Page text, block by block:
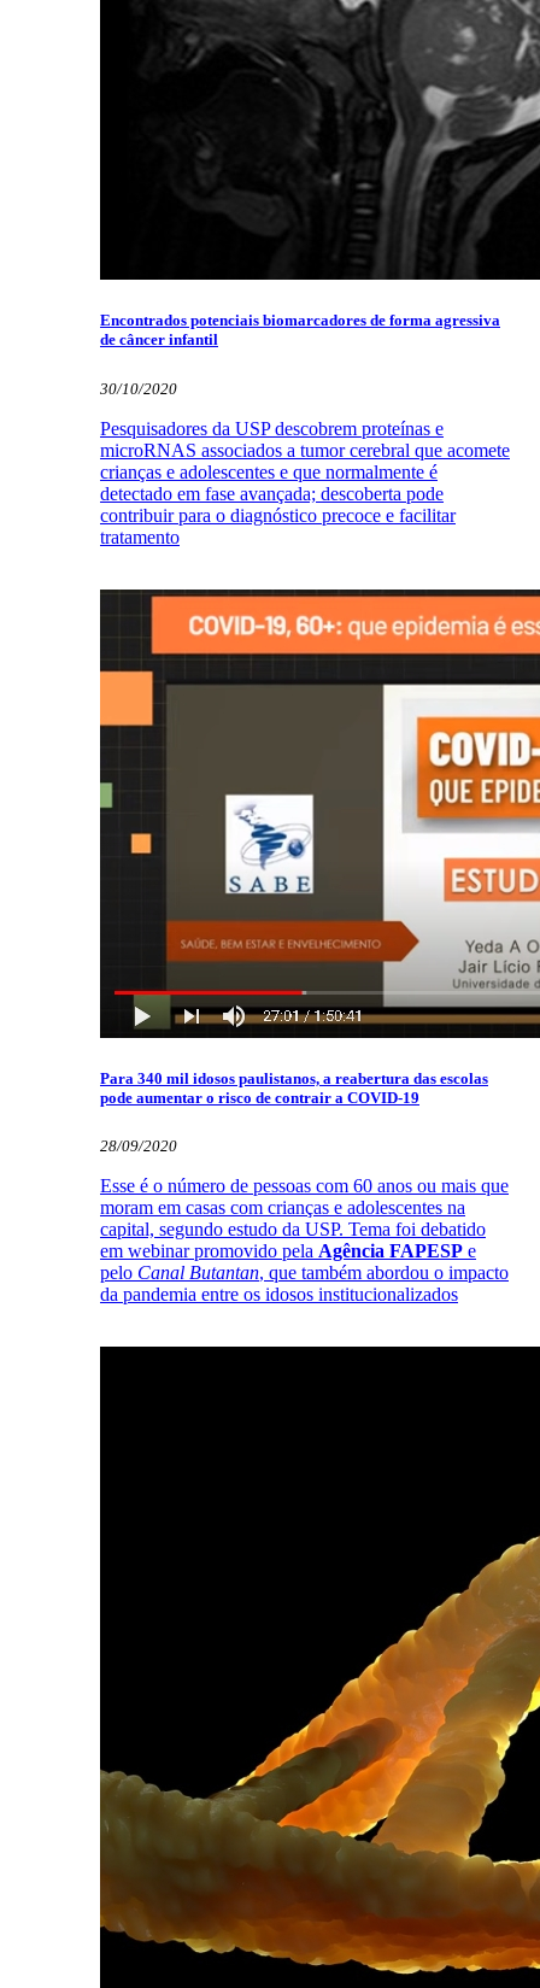
Encontrados potenciais biomarcadores de forma agressiva
de câncer infantil
30/10/2020
Pesquisadores da USP descobrem proteínas e
microRNAS associados a tumor cerebral que acomete
crianças e adolescentes e que normalmente é
detectado em fase avançada; descoberta pode
contribuir para o diagnóstico precoce e facilitar
tratamento
Para 340 mil idosos paulistanos, a reabertura das escolas
pode aumentar o risco de contrair a COVID-19
28/09/2020
Esse é o número de pessoas com 60 anos ou mais que
moram em casas com crianças e adolescentes na
capital, segundo estudo da USP. Tema foi debatido
em webinar promovido pela Agência FAPESP e
pelo Canal Butantan, que também abordou o impacto
da pandemia entre os idosos institucionalizados